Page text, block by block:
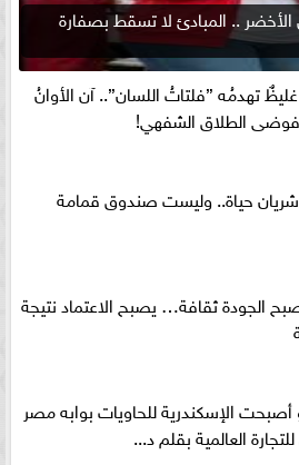
.. المبادئ لا تسقط بصفارة
تهدمُه ”فلتاتُ اللسان”.. آن الأوانُ
فوضى الطلاق الشفهي!
شريان حياة.. وليست صندوق قمامة
الجودة ثقافة… يصبح الاعتماد نتيجة
أصبحت الإسكندرية للحاويات بوابه مصر
العالمية بقلم د...